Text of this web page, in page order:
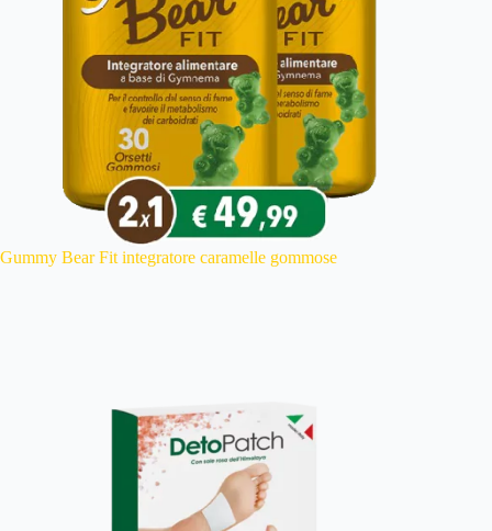
Gummy Bear Fit integratore caramelle gommose